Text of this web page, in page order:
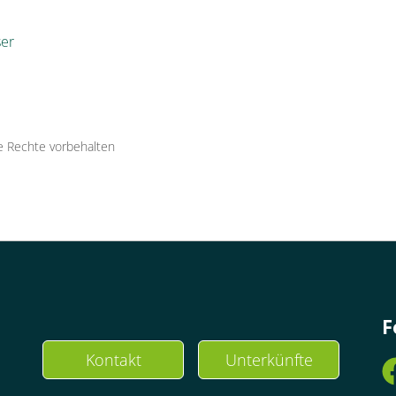
Rechte vorbehalten
Kontakt Unterkünfte